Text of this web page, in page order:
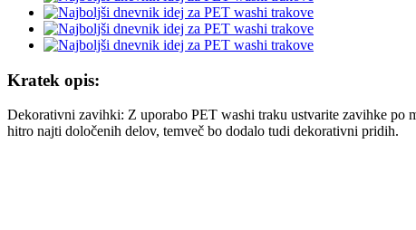
Kratek opis:
Dekorativni zavihki: Z uporabo PET washi traku ustvarite zavihke po
hitro najti določenih delov, temveč bo dodalo tudi dekorativni pridih.